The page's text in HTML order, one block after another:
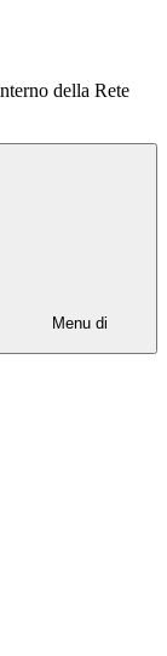
della Rete
Menu di